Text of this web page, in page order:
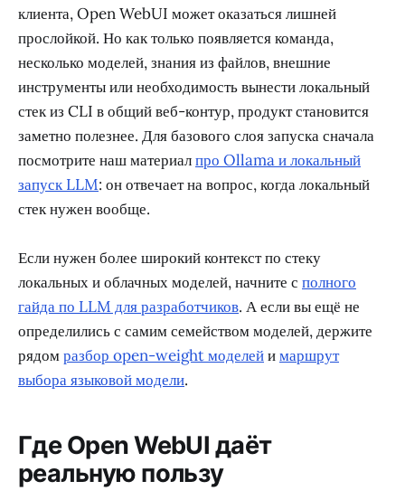
клиента, Open WebUI может оказаться лишней
прослойкой. Но как только появляется команда,
несколько моделей, знания из файлов, внешние
инструменты или необходимость вынести локальный
стек из CLI в общий веб-контур, продукт становится
заметно полезнее. Для базового слоя запуска сначала
посмотрите наш материалпро Ollama и локальный
запуск LLM: он отвечает на вопрос, когда локальный
стек нужен вообще.
Если нужен более широкий контекст по стеку
локальных и облачных моделей, начните с полного
гайда по LLM для разработчиков. А если вы ещё не
определились с самим семейством моделей, держите
рядомразбор open-weight моделейимаршрут
выбора языковой модели.
Где Open WebUI даёт
реальную пользу